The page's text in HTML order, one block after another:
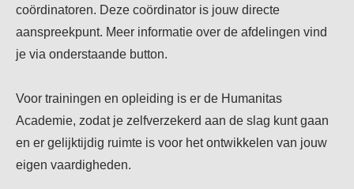
coördinatoren. Deze coördinator is jouw directe
aanspreekpunt. Meer informatie over de afdelingen vind
je via onderstaande button.
Voor trainingen en opleiding is er de Humanitas
Academie, zodat je zelfverzekerd aan de slag kunt gaan
en er gelijktijdig ruimte is voor het ontwikkelen van jouw
eigen vaardigheden.